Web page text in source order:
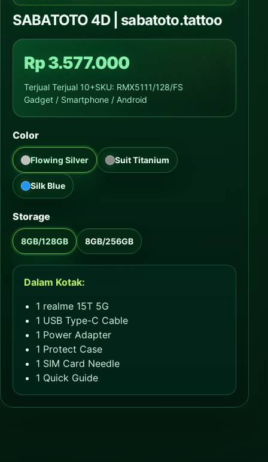
SABATOTO 4D | sabatoto.tattoo
Rp 3.577.000
Terjual Terjual 10+SKU: RMX5111/128/FS
Gadget / Smartphone / Android
Color
Flowing Silver Suit Titanium
Silk Blue
Storage
8GB/128GB 8GB/256GB
Dalam Kotak:
1 realme 15T 5G
1 USB Type-C Cable
1 Power Adapter
1 Protect Case
1 SIM Card Needle
1 Quick Guide